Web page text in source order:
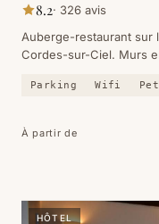
8.2· 326 avis
Auberge-restaurant sur
Cordes-sur-Ciel. Murs
Parking Wifi
À partir de
HÔTEL